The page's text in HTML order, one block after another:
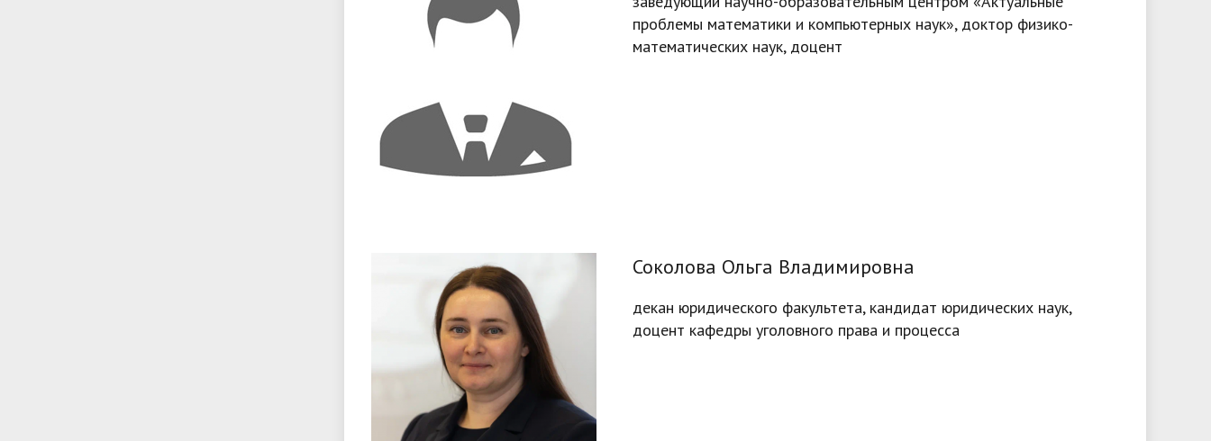
проблемы математики и компьютерных наук», доктор физико-
математических наук, доцент
Соколова Ольга Владимировна
декан юридического факультета, кандидат юридических наук,
доцент кафедры уголовного права и процесса